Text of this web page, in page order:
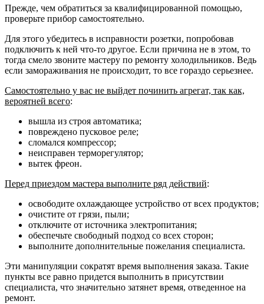
Прежде, чем обратиться за квалифицированной помощью,
проверьте прибор самостоятельно.
Для этого убедитесь в исправности розетки, попробовав
подключить к ней что-то другое. Если причина не в этом, то
тогда смело звоните мастеру по ремонту холодильников. Ведь
если замораживания не происходит, то все гораздо серьезнее.
Самостоятельно у вас не выйдет починить агрегат, так как,
вероятней всего:
вышла из строя автоматика;
повреждено пусковое реле;
сломался компрессор;
неисправен терморегулятор;
вытек фреон.
Перед приездом мастера выполните ряд действий:
освободите охлаждающее устройство от всех продуктов;
очистите от грязи, пыли;
отключите от источника электропитания;
обеспечьте свободный подход со всех сторон;
выполните дополнительные пожелания специалиста.
Эти манипуляции сократят время выполнения заказа. Такие
пункты все равно придется выполнить в присутствии
специалиста, что значительно затянет время, отведенное на
ремонт.